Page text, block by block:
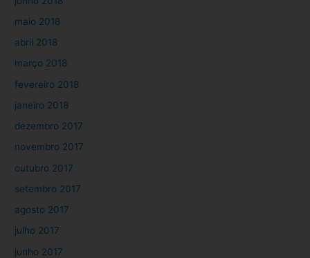
maio 2018
abril 2018
março 2018
fevereiro 2018
janeiro 2018
dezembro 2017
novembro 2017
outubro 2017
setembro 2017
agosto 2017
julho 2017
junho 2017